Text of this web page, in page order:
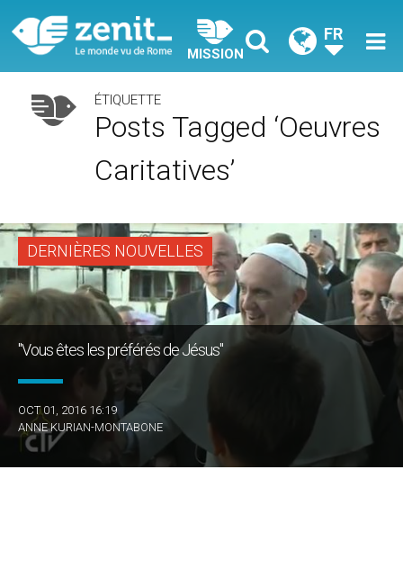
MISSION
FR
ÉTIQUETTE
Posts Tagged ‘oeuvres
Caritatives’
DERNIÈRES NOUVELLES
"Vous êtes les préférés de Jésus"
OCT 01, 2016 16:19
ANNE KURIAN-MONTABONE